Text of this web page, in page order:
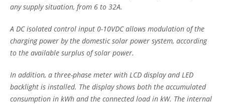
any supply situation, from 6 to 32A.
A DC isolated control input 0-10VDC allows modulation of the
charging power by the domestic solar power system, according
to the available surplus of solar power.
In addition, a three-phase meter with LCD display and LED
backlight is installed. The display shows both the accumulated
consumption in kWh and the connected load in kW. The internal